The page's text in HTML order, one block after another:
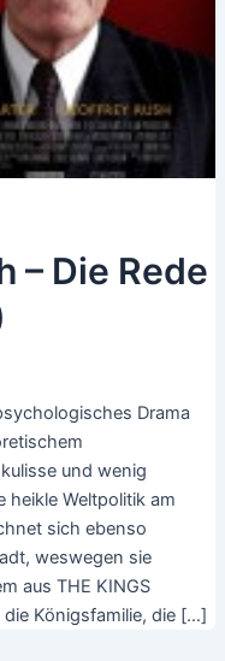
– Die Rede
Drama
und wenig
heikle Weltpolitik am
sich ebenso
weswegen sie
aus THE KINGS
Königsfamilie, die […]